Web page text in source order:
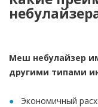
Меш небулайзер
другими типами
Экономичный